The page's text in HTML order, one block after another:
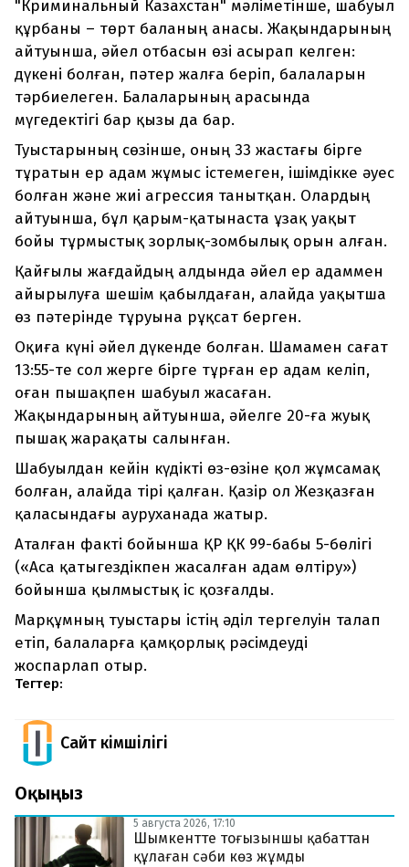
"Криминальный Казахстан" мәліметінше, шабуыл
құрбаны – төрт баланың анасы. Жақындарының
айтуынша, әйел отбасын өзі асырап келген:
дүкені болған, пәтер жалға беріп, балаларын
тәрбиелеген. Балаларының арасында
мүгедектігі бар қызы да бар.
Туыстарының сөзінше, оның 33 жастағы бірге
тұратын ер адам жұмыс істемеген, ішімдікке әуес
болған және жиі агрессия танытқан. Олардың
айтуынша, бұл қарым-қатынаста ұзақ уақыт
бойы тұрмыстық зорлық-зомбылық орын алған.
Қайғылы жағдайдың алдында әйел ер адаммен
айырылуға шешім қабылдаған, алайда уақытша
өз пәтерінде тұруына рұқсат берген.
Оқиға күні әйел дүкенде болған. Шамамен сағат
13:55-те сол жерге бірге тұрған ер адам келіп,
оған пышақпен шабуыл жасаған.
Жақындарының айтуынша, әйелге 20-ға жуық
пышақ жарақаты салынған.
Шабуылдан кейін күдікті өз-өзіне қол жұмсамақ
болған, алайда тірі қалған. Қазір ол Жезқазған
қаласындағы ауруханада жатыр.
Аталған факті бойынша ҚР ҚК 99-бабы 5-бөлігі
(«Аса қатыгездікпен жасалған адам өлтіру»)
бойынша қылмыстық іс қозғалды.
Марқұмның туыстары істің әділ тергелуін талап
етіп, балаларға қамқорлық рәсімдеуді
жоспарлап отыр.
Тегтер:
Сайт Әкімшілігі
Оқыңыз
5 августа 2026, 17:10
Шымкентте тоғызыншы қабаттан
құлаған сәби көз жұмды